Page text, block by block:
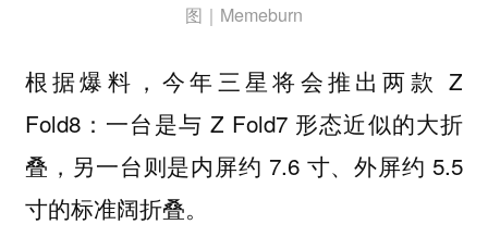
图｜Memeburn
根据爆料，今年三星将会推出两款 Z
Fold8：一台是与 Z Fold7 形态近似的大折
叠，另一台则是内屏约 7.6 寸、外屏约 5.5
寸的标准阔折叠。